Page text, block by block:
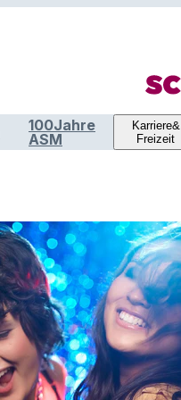
100Jahre
ASM
Karriere&
Freizeit